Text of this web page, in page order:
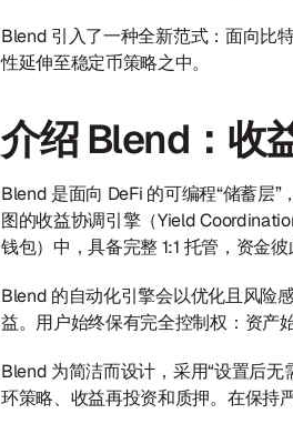
Blend 引入了一种全新范式：面向比
性延伸至稳定币策略之中。
介绍 Blend：收
Blend 是面向 DeFi 的可编程“储蓄层
图的收益协调引擎（Yield
钱包）中，具备完整 1:1 托管，资金
Blend 的自动化引擎会以优化且风险
益。用户始终保有完全控制权：资产
Blend 为简洁而设计，采用“设置后
环策略、收益再投资和质押。在保持